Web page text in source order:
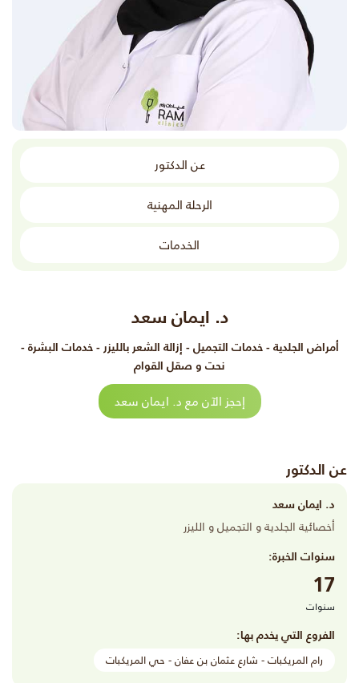
عن الدكتور
الرحلة المهنية
الخدمات
د. ايمان سعد
أمراض الجلدية - خدمات التجميل - إزالة الشعر بالليزر - خدمات البشرة -
نحت و صقل القوام
إحجز الآن مع د. ايمان سعد
عن الدكتور
د. ايمان سعد
أخصائية الجلدية و التجميل و الليزر
سنوات الخبرة:
17
سنوات
الفروع التي يخدم بها:
رام المريكبات - شارع عثمان بن عفان - حي المريكبات